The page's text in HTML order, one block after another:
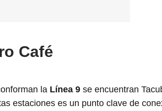
Café
la Línea 9 se encuentran
estaciones es un punto clave de